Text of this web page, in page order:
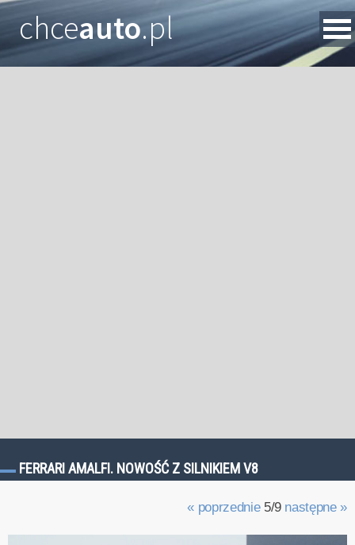
chceauto.pl
FERRARI AMALFI. NOWOŚĆ Z SILNIKIEM V8
« poprzednie5/9 następne »